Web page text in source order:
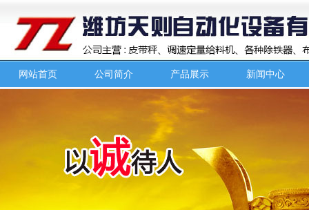
网站首页 公司简介 产品展示 新闻中心